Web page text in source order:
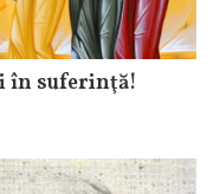
în suferinţă!